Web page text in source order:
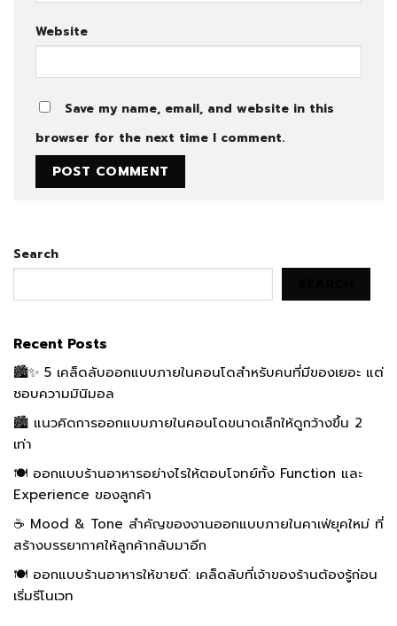
Website
Save my name, email, and website in this
browser for the next time I comment.
Search
Recent Posts
🏙️✨ 5 เคล็ดลับออกแบบภายในคอนโดสำหรับคนที่มีของเยอะ แต่
ชอบความมินิมอล
🏙️ แนวคิดการออกแบบภายในคอนโดขนาดเล็กให้ดูกว้างขึ้น 2
เท่า
🍽️ ออกแบบร้านอาหารอย่างไรให้ตอบโจทย์ทั้ง Function และ
Experience ของลูกค้า
☕ Mood & Tone สำคัญของงานออกแบบภายในคาเฟ่ยุคใหม่ ที่
สร้างบรรยากาศให้ลูกค้ากลับมาอีก
🍽️ ออกแบบร้านอาหารให้ขายดี: เคล็ดลับที่เจ้าของร้านต้องรู้ก่อน
เริ่มรีโนเวท